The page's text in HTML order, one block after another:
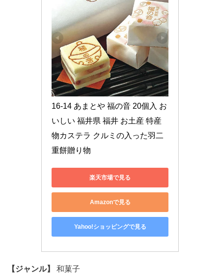
16-14 あまとや 福の音 20個入 お
いしい 福井県 福井 お土産 特産
物カステラ クルミの入った羽二
重餅贈り物
楽天市場で見る
Amazonで見る
Yahoo!ショッピングで見る
【ジャンル】
和菓子